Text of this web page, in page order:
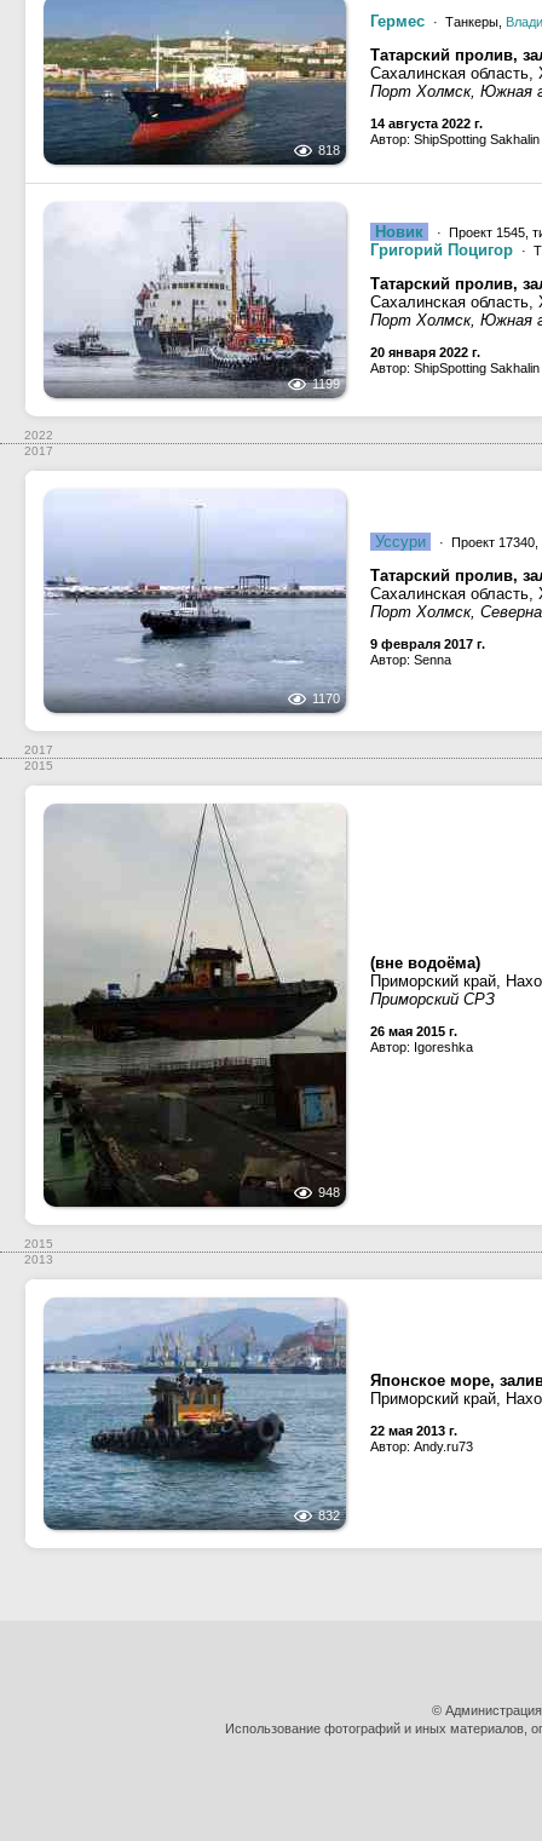
818
Гермес · Танкеры,
Татарский пролив,
Сахалинская область,
Порт Холмск, Южная
14 августа 2022 г.
Автор: ShipSpotting Sakhalin
1199
Новик · Проект 1545,
Григорий Поцигор ·
Татарский пролив,
Сахалинская область,
Порт Холмск, Южная
20 января 2022 г.
Автор: ShipSpotting Sakhalin
2022
2017
1170
Уссури · Проект
Татарский пролив,
Сахалинская область,
Порт Холмск,
9 февраля 2017 г.
Автор: Senna
2017
2015
948
(вне водоёма)
Приморский край,
Приморский СРЗ
26 мая 2015 г.
Автор: Igoreshka
2015
2013
832
Японское море,
Приморский край,
22 мая 2013 г.
Автор: Andy.ru73
©
Использование фотографий и иных материалов,